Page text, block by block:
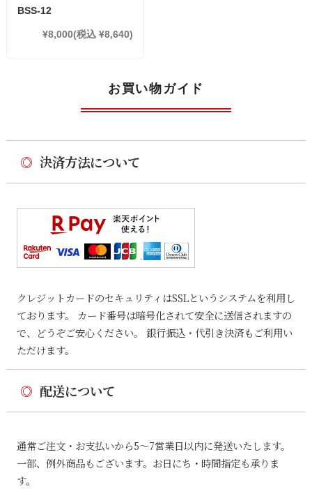
BSS-12
¥8,000(税込 ¥8,640)
お買い物ガイド
◎ 決済方法について
クレジットカードのセキュリティはSSLというシステムを利用し
ております。 カード番号は暗号化されて安全に送信されますの
で、どうぞご安心ください。 銀行振込・代引き決済もご利用い
ただけます。
◎ 配送について
通常ご注文・お支払いから5〜7営業日以内に発送いたします。
一部、例外商品もございます。お日にち・時間指定も承りま
す。